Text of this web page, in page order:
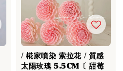
/ 椛家噴染 索拉花 / 質感
太陽玫瑰 5.5CM〔 甜莓